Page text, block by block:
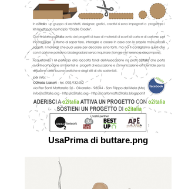
UsaPrima di buttare.png